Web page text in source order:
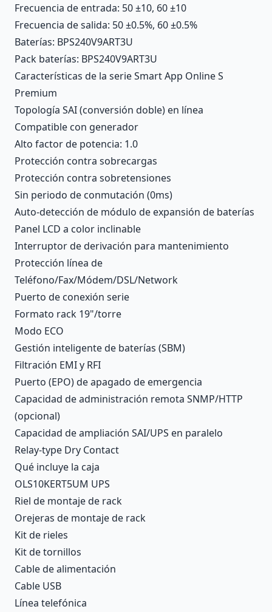
Frecuencia de entrada: 50 ±10, 60 ±10
Frecuencia de salida: 50 ±0.5%, 60 ±0.5%
Baterías: BPS240V9ART3U
Pack baterías: BPS240V9ART3U
Características de la serie Smart App Online S
Premium
Topología SAI (conversión doble) en línea
Compatible con generador
Alto factor de potencia: 1.0
Protección contra sobrecargas
Protección contra sobretensiones
Sin periodo de conmutación (0ms)
Auto-detección de módulo de expansión de baterías
Panel LCD a color inclinable
Interruptor de derivación para mantenimiento
Protección línea de
Teléfono/Fax/Módem/DSL/Network
Puerto de conexión serie
Formato rack 19"/torre
Modo ECO
Gestión inteligente de baterías (SBM)
Filtración EMI y RFI
Puerto (EPO) de apagado de emergencia
Capacidad de administración remota SNMP/HTTP
(opcional)
Capacidad de ampliación SAI/UPS en paralelo
Relay-type Dry Contact
Qué incluye la caja
OLS10KERT5UM UPS
Riel de montaje de rack
Orejeras de montaje de rack
Kit de rieles
Kit de tornillos
Cable de alimentación
Cable USB
Línea telefónica